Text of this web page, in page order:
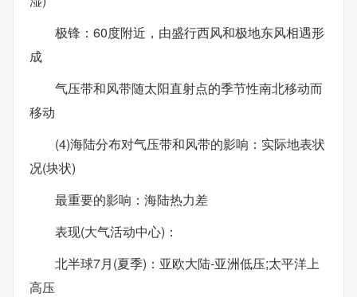
极锋：60度附近，由盛行西风和极地东风相遇形
成
气压带和风带随太阳直射点的季节性南北移动而
移动
(4)海陆分布对气压带和风带的影响：实际地表状
况(块状)
最重要的影响：海陆热力差
表现(大气活动中心)：
北半球7月(夏季)：亚欧大陆-亚洲低压;太平洋上
高压